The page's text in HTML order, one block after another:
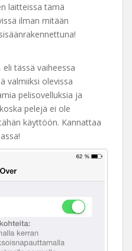
laitteissa tämä
ilman mitään
tässä vaiheessa
valmiiksi olevissa
pelisovelluksia ja
pelejä ei ole
käyttöön. Kannattaa